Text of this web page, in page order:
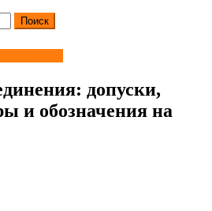
допуски,
и обозначения на